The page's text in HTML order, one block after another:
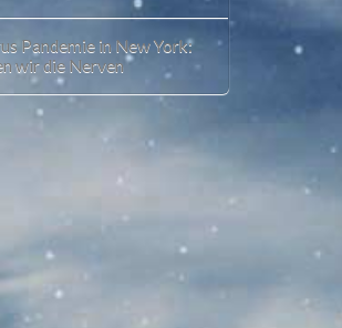
Pandemie in New York:
wir die Nerven